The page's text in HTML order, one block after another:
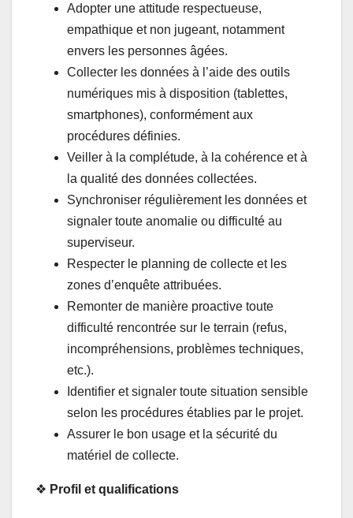
Adopter une attitude respectueuse,
empathique et non jugeant, notamment
envers les personnes âgées.
Collecter les données à l’aide des outils
numériques mis à disposition (tablettes,
smartphones), conformément aux
procédures définies.
Veiller à la complétude, à la cohérence et à
la qualité des données collectées.
Synchroniser régulièrement les données et
signaler toute anomalie ou difficulté au
superviseur.
Respecter le planning de collecte et les
zones d’enquête attribuées.
Remonter de manière proactive toute
difficulté rencontrée sur le terrain (refus,
incompréhensions, problèmes techniques,
etc.).
Identifier et signaler toute situation sensible
selon les procédures établies par le projet.
Assurer le bon usage et la sécurité du
matériel de collecte.
❖ Profil et qualifications